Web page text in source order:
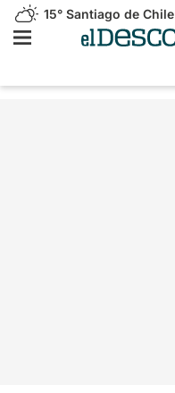
15° Santiago de Chile